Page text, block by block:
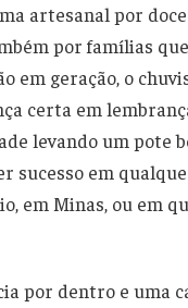
artesanal por
por famílias
em geração, o
certa em
levando um pote
sucesso em
em Minas, ou em
por dentro e uma